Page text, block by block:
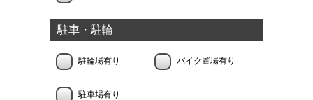
駐車・駐輪
駐輪場有り バイク置場有り
駐車場有り